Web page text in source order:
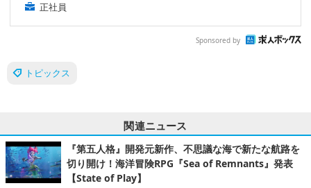
正社員
Sponsored by
トピックス
関連ニュース
『第五人格』開発元新作、不思議な海で新たな航路を
切り開け！海洋冒険RPG『Sea of Remnants』発表
【State of Play】